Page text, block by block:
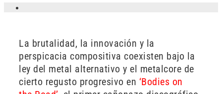
La brutalidad, la innovación y la
perspicacia compositiva coexisten bajo la
ley del metal alternativo y el metalcore de
cierto regusto progresivo en ‘Bodies on